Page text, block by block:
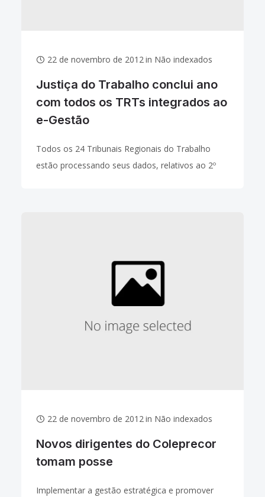
22 de novembro de 2012 in Não indexados
Justiça do Trabalho conclui ano
com todos os TRTs integrados ao
e-Gestão
Todos os 24 Tribunais Regionais do Trabalho
estão processando seus dados, relativos ao 2º
22 de novembro de 2012 in Não indexados
Novos dirigentes do Coleprecor
tomam posse
Implementar a gestão estratégica e promover